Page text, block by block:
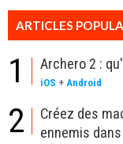
ARTICLES
1 Archero 2 :
iOS + Android
2
Créez des
ennemis